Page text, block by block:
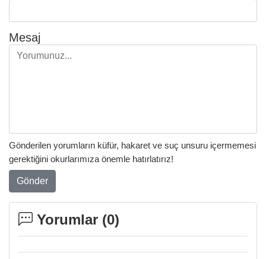
Mesaj
Gönderilen yorumların küfür, hakaret ve suç unsuru içermemesi
gerektiğini okurlarımıza önemle hatırlatırız!
Gönder
Yorumlar (0)